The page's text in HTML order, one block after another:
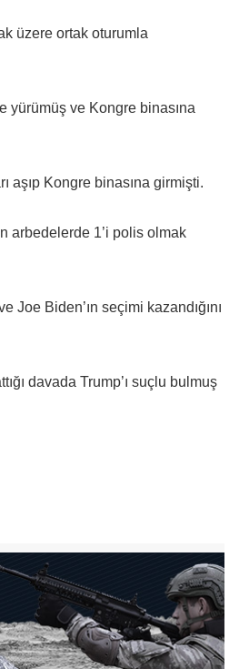
üzere ortak oturumla
yürümüş ve Kongre binasına
aşıp Kongre binasına girmişti.
arbedelerde 1’i polis olmak
Joe Biden’ın seçimi kazandığını
davada Trump’ı suçlu bulmuş